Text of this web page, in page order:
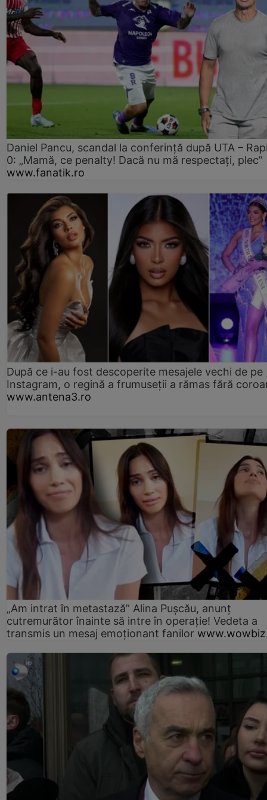
Daniel Pancu, scandal la conferință după UTA –
0: „Mamă, ce penalty! Dacă nu mă respectați, plec”
www.fanatik.ro
După ce i-au fost descoperite mesajele vechi de pe
Instagram, o regină a frumuseții a rămas fără
www.antena3.ro
„Am intrat în metastază” Alina Pușcău, anunț
cutremurător înainte să intre în operație! Vedeta a
transmis un mesaj emoționant fanilor